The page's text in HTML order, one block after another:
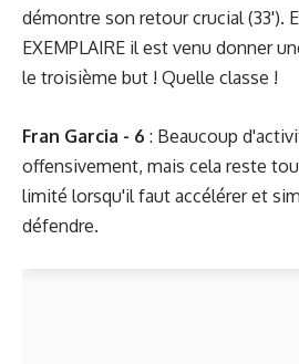
démontre son retour crucial (33').
EXEMPLAIRE il est venu donner
le troisième but ! Quelle classe !
Fran Garcia - 6 : Beaucoup
offensivement, mais cela reste
limité lorsqu'il faut accélérer et
défendre.